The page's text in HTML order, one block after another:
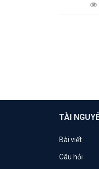
TÀI
Bài viết
Câu hỏi